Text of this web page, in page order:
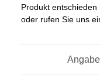
Produkt
oder rufen Sie uns